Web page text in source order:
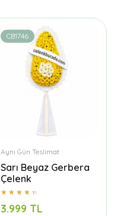
CB1746
Aynı Gün Teslimat
Sarı Beyaz Gerbera
Çelenk
3.999 TL